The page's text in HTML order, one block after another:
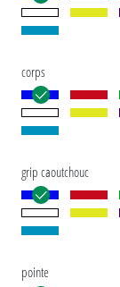
corps
grip caoutchouc
pointe